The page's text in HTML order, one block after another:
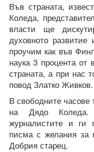
Във страната,
Коледа,
власти ще
духовното
проучим как във
наука 3 процента от
страната, а при нас
повод Златко Живков.
В свободните
на Дядо Коледа.
журналистите и ги
писма с желания за
Добрия старец.